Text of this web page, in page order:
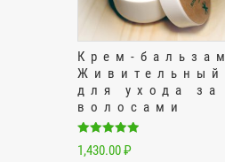
Крем-бальзам
Живительный
для ухода за
волосами
Оценка
5.00
1,430.00₽